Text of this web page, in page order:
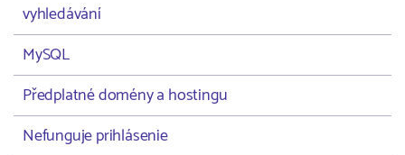
vyhledávání
MySQL
Předplatné domény a hostingu
Nefunguje prihlásenie